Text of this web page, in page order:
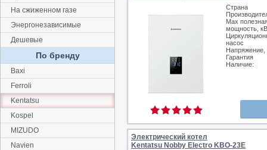
Страна
Max
мощность,
насос
Напряжение,
Гарантия
Наличие:
Электрический котел
Kentatsu Nobby Electro KBO-23E
На сжиженном газе
Энергонезависимые
Дешевые
По бренду
Baxi
Ferroli
Kentatsu
Kospel
MIZUDO
Navien